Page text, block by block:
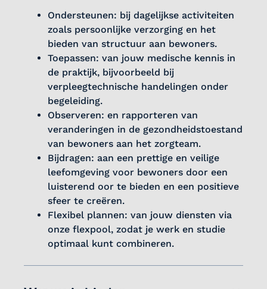
Ondersteunen: bij dagelijkse activiteiten
zoals persoonlijke verzorging en het
bieden van structuur aan bewoners.
Toepassen: van jouw medische kennis in
de praktijk, bijvoorbeeld bij
verpleegtechnische handelingen onder
begeleiding.
Observeren: en rapporteren van
veranderingen in de gezondheidstoestand
van bewoners aan het zorgteam.
Bijdragen: aan een prettige en veilige
leefomgeving voor bewoners door een
luisterend oor te bieden en een positieve
sfeer te creëren.
Flexibel plannen: van jouw diensten via
onze flexpool, zodat je werk en studie
optimaal kunt combineren.